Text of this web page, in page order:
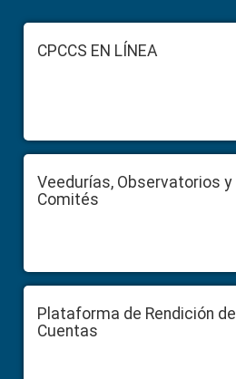
FooterCPCCS EN LÍNEA
Veedurías, Observatorios y
Comités
Plataforma de Rendición de
Cuentas